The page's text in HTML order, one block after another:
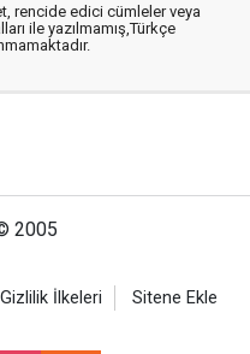
rencide edici cümleler veya
ile yazılmamış,Türkçe
2005
Gizlilik İlkeleri Sitene Ekle